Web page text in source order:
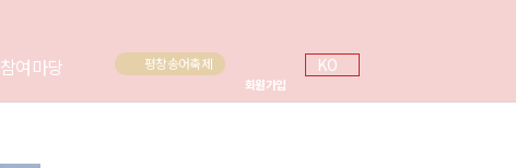
참여마당 평창송어축제
회원가입
KO